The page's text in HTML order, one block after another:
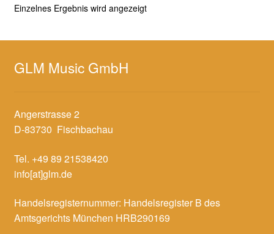
Einzelnes Ergebnis wird angezeigt
GLM Music GmbH
Angerstrasse 2
D-83730 Fischbachau
Tel. +49 89 21538420
info[at]glm.de
Handelsregisternummer: Handelsregister B des
Amtsgerichts München HRB290169